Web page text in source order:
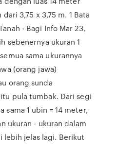
3,75 x 3,75 m. 1 Bata
- Bagi Info Mar 23,
sebenernya ukuran 1
sama ukurannya
(orang jawa)
orang sunda
pula tumbak. Dari segi
sama 1 ubin = 14 meter,
ukuran - ukuran dalam
lebih jelas lagi. Berikut